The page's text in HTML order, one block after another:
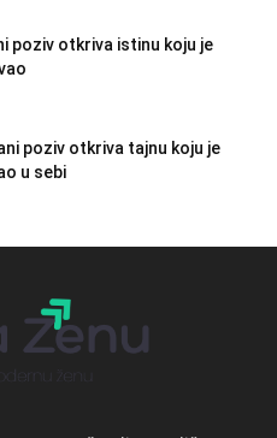
poziv otkriva istinu koju je
poziv otkriva tajnu koju je
u sebi